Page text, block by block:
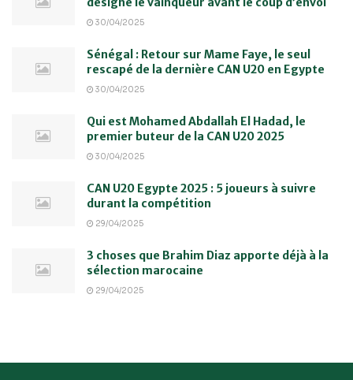
30/04/2025
Sénégal : Retour sur Mame Faye, le seul
rescapé de la dernière CAN U20 en Egypte
30/04/2025
Qui est Mohamed Abdallah El Hadad, le
premier buteur de la CAN U20 2025
30/04/2025
CAN U20 Egypte 2025 : 5 joueurs à suivre
durant la compétition
29/04/2025
3 choses que Brahim Diaz apporte déjà à la
sélection marocaine
29/04/2025